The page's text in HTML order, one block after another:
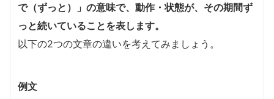
で（ずっと）」の意味で、動作・状態が、その期間ず
っと続いていることを表します。
以下の2つの文章の違いを考えてみましょう。
例文